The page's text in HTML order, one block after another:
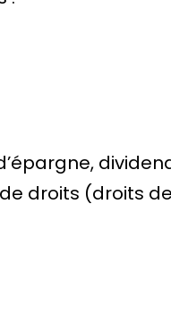
droits (droits